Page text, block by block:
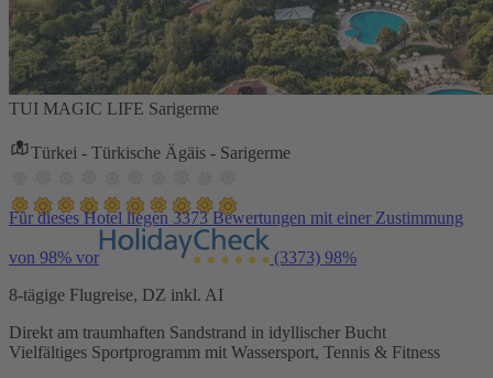
TUI MAGIC LIFE Sarigerme
Türkei - Türkische Ägäis - Sarigerme
Für dieses Hotel liegen 3373 Bewertungen mit einer Zustimmung
von 98% vor (3373) 98%
8-tägige Flugreise, DZ inkl. AI
Direkt am traumhaften Sandstrand in idyllischer Bucht
Vielfältiges Sportprogramm mit Wassersport, Tennis & Fitness